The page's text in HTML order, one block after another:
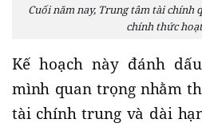
Cuối năm nay, Trung tâm tài chính
chính thức
Kế hoạch này đánh
mình quan trọng nhằm
tài chính trung và dài